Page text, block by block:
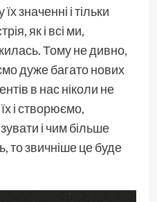
значенні і тільки
як і всі ми,
Тому не дивно,
дуже багато нових
в нас ніколи не
і створюємо,
і чим більше
то звичніше це буде